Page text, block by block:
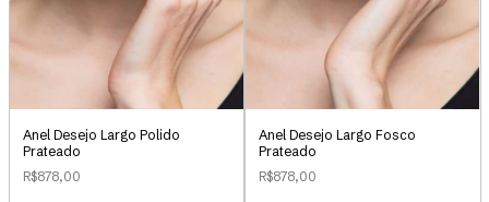
Anel Desejo Largo Polido
Prateado
R$878,00
Anel Desejo Largo Fosco
Prateado
R$878,00